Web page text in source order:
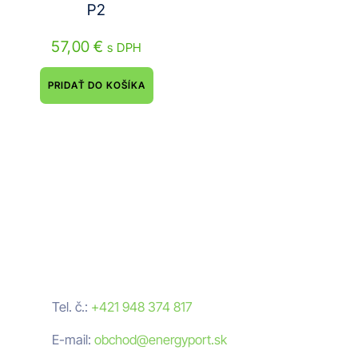
P2
57,00€ s DPH
PRIDAŤ DO KOŠÍKA
Tel. č.: +421 948 374 817
E-mail: obchod@energyport.sk